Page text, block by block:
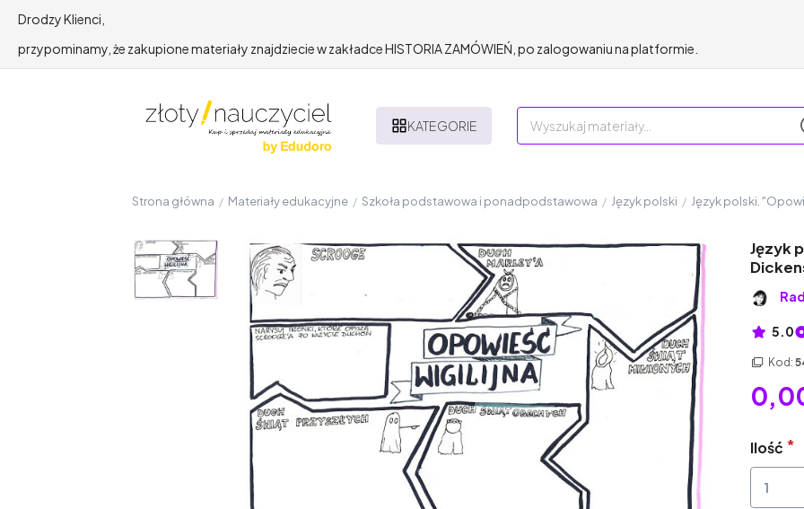
Drodzy Klienci,
przypominamy, że zakupione materiały znajdziecie w zakładce HISTORIA ZAMÓWIEŃ, po zalogowaniu na platformie.
KATEGORIE
Strona główna / Materiały edukacyjne / Szkoła podstawowa i ponadpodstawowa / Język polski / Język polski.
Język
5.0
Kod:
Ilość